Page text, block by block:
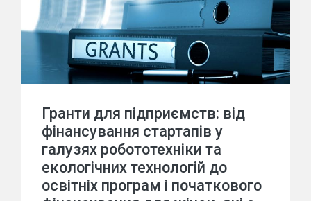
Гранти для підприємств: від
фінансування стартапів у
галузях робототехніки та
екологічних технологій до
освітніх програм і початкового